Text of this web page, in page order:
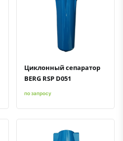
Быстрый просмотрДобавить к сравнению
Циклонный сепаратор
BERG RSP D051
по запросу